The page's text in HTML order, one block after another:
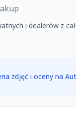
i dealerów z
zdjęć i oceny na